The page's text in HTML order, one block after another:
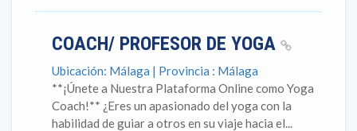
COACH/ PROFESOR DE YOGA
Ubicación: Málaga | Provincia : Málaga
**¡Únete a Nuestra Plataforma Online como Yoga
Coach!** ¿Eres un apasionado del yoga con la
habilidad de guiar a otros en su viaje hacia el...